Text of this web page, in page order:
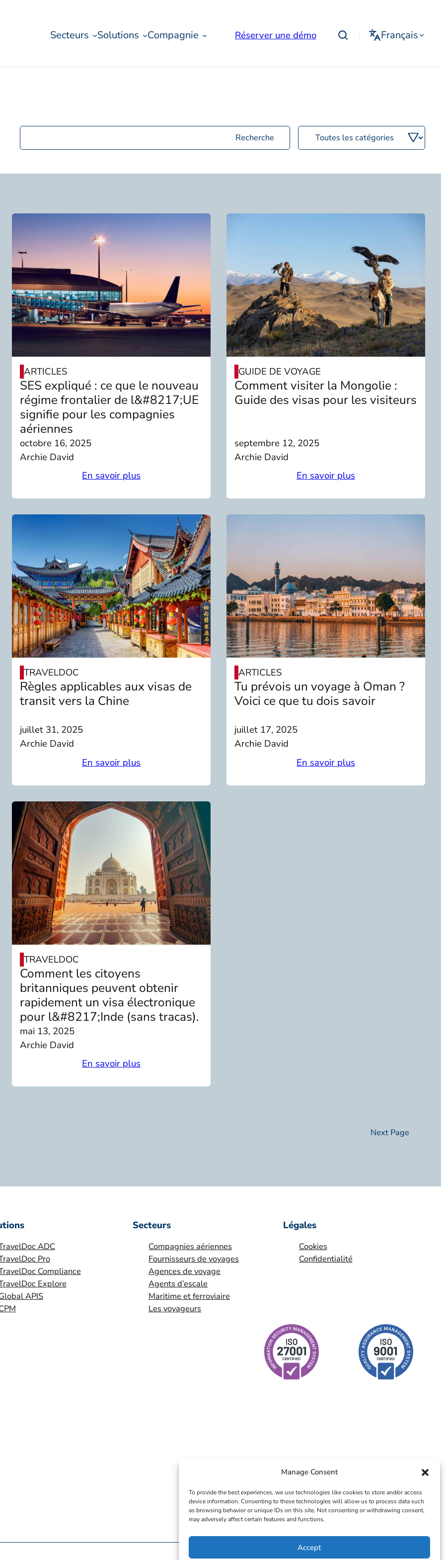
Manage Consent
To provide the best experiences, we use technologies like cookies to store and/or access
device information. Consenting to these technologies will allow us to process data such
as browsing behavior or unique IDs on this site. Not consenting or withdrawing consent,
may adversely affect certain features and functions.
Accept
Secteurs Solutions Compagnie Réserver une démo Français
Rechercher
des
Filtrer
par
ARTICLES
SES expliqué : ce que le nouveau
régime frontalier de l&#8217;UE
signifie pour les compagnies
aériennes
octobre 16, 2025
Archie David
En savoir plus
GUIDE DE VOYAGE
Comment visiter la Mongolie :
Guide des visas pour les visiteurs
septembre 12, 2025
Archie David
En savoir plus
TRAVELDOC
Règles applicables aux visas de
transit vers la Chine
juillet 31, 2025
Archie David
En savoir plus
ARTICLES
Tu prévois un voyage à Oman ?
Voici ce que tu dois savoir
juillet 17, 2025
Archie David
En savoir plus
TRAVELDOC
Comment les citoyens
britanniques peuvent obtenir
rapidement un visa électronique
pour l&#8217;Inde (sans tracas).
mai 13, 2025
Archie David
En savoir plus
Next Page
ADC
Pro
Compliance
Explore
APIS
Secteurs
Compagnies aériennes
Fournisseurs de voyages
Agences de voyage
Agents d’escale
Maritime et ferroviaire
Les voyageurs
Légales
Cookies
Confidentialité